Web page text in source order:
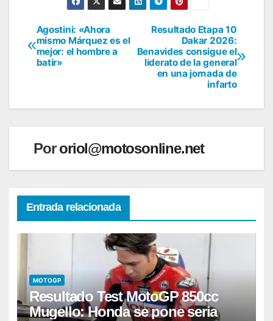
Navegación
de
Resultado Etapa 10
Dakar 2026:
Benavides consigue el
liderato de la general
en una jornada de
infarto
Agostini: «Ahora
mismo Márquez es el
mejor: el hombre a
batir»
Pororiol@motosonline.net
Entrada relacionada
MOTOGP
Resultado Test MotoGP 850cc
Mugello: Honda se pone seria